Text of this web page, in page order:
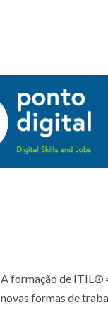
A formação de ITIL®
novas formas de